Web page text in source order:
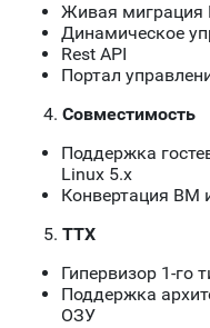
Живая
Динамическое
Rest API
Портал
4. Совместимость
Поддержка
Linux 5.x
Конвертация ВМ
5. TTX
Гипервизор 1-го
Поддержка
ОЗУ